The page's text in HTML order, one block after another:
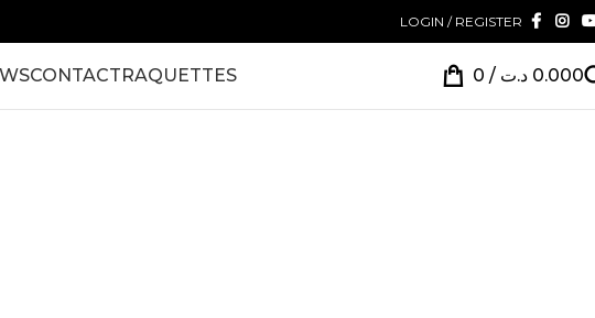
LOGIN / REGISTER
CONTACTRAQUETTES 0 / 0.000 د.ت